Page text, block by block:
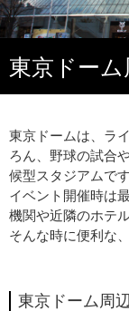
東京ドー
東京ドームは、ラ
ろん、野球の試合
候型スタジアムです
イベント開催時は
機関や近隣のホテ
そんな時に便利な
東京ドーム周